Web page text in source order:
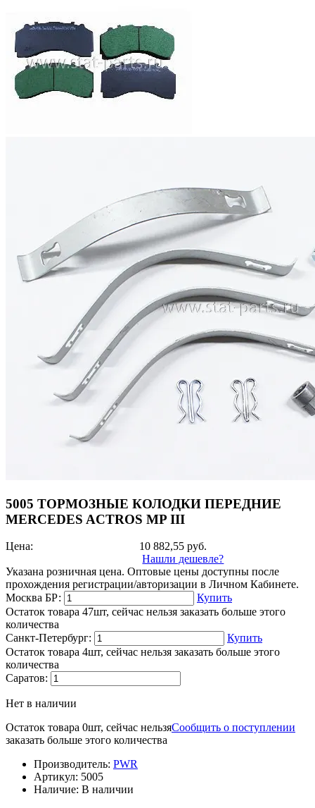
5005 ТОРМОЗНЫЕ КОЛОДКИ ПЕРЕДНИЕ
MERCEDES ACTROS MP III
Цена: 10 882,55руб.
Нашли дешевле?
Указана розничная цена. Оптовые цены доступны после
прохождения регистрации/авторизации в Личном Кабинете.
Москва БР:
Купить
Остаток товара 47шт, сейчас нельзя заказать больше этого
количества
Санкт-Петербург:
Купить
Остаток товара 4шт, сейчас нельзя заказать больше этого
количества
Саратов:
Нет в наличии
Сообщить о поступлении
Остаток товара 0шт, сейчас нельзя
заказать больше этого количества
Производитель: PWR
Артикул: 5005
Наличие: В наличии